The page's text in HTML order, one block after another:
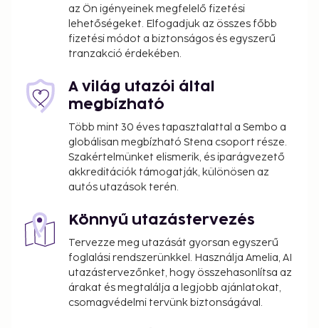
az Ön igényeinek megfelelő fizetési
lehetőségeket. Elfogadjuk az összes főbb
fizetési módot a biztonságos és egyszerű
tranzakció érdekében.
A világ utazói által
megbízható
Több mint 30 éves tapasztalattal a Sembo a
globálisan megbízható Stena csoport része.
Szakértelmünket elismerik, és iparágvezető
akkreditációk támogatják, különösen az
autós utazások terén.
Könnyű utazástervezés
Tervezze meg utazását gyorsan egyszerű
foglalási rendszerünkkel. Használja Amelia, AI
utazástervezőnket, hogy összehasonlítsa az
árakat és megtalálja a legjobb ajánlatokat,
csomagvédelmi tervünk biztonságával.